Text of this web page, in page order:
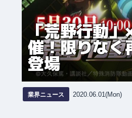
「荒野行動
催！限りなく
登場
業界ニュース 2020.06.01(Mon)